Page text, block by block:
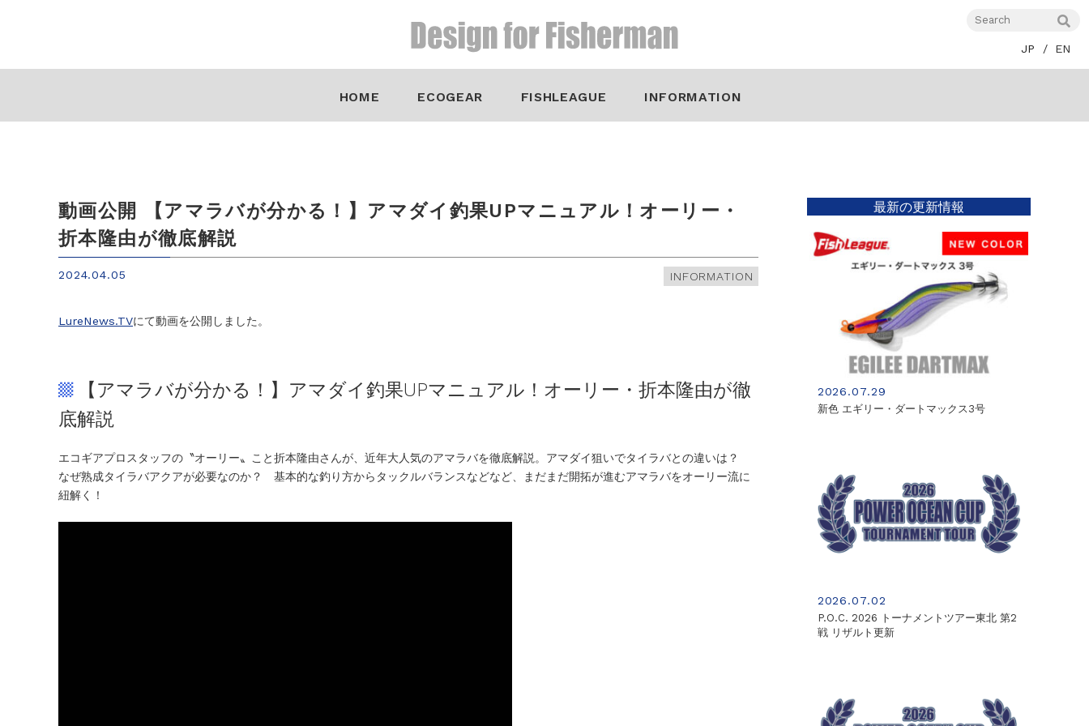
HOME ECOGEAR FISHLEAGUE INFORMATION
EN
JP
動画公開 【アマラバが分かる！】アマダイ釣果UPマニュアル！オーリー・
折本隆由が徹底解説
2024.04.05 INFORMATION
LureNews.TVにて動画を公開しました。
【アマラバが分かる！】アマダイ釣果UPマニュアル！オーリー・折本隆由が徹
底解説
エコギアプロスタッフの〝オーリー〟こと折本隆由さんが、近年大人気のアマラバを徹底解説。アマダイ狙いでタイラバとの違いは？
なぜ熟成タイラバアクアが必要なのか？ 基本的な釣り方からタックルバランスなどなど、まだまだ開拓が進むアマラバをオーリー流に
紐解く！
最新の更新情報
2026.07.29
新色 エギリー・ダートマックス3号
2026.07.02
P.O.C. 2026 トーナメントツアー東北 第2
戦 リザルト更新